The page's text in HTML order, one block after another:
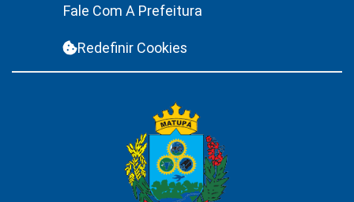
Fale Com A Prefeitura
Redefinir Cookies